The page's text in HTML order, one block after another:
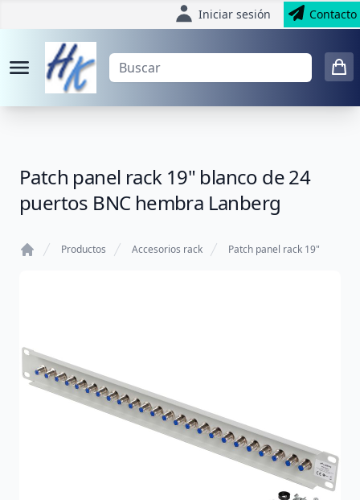
Iniciar sesión Contacto
Patch panel rack 19" blanco de 24
puertos BNC hembra Lanberg
Productos Accesorios rack Patch panel rack 19"